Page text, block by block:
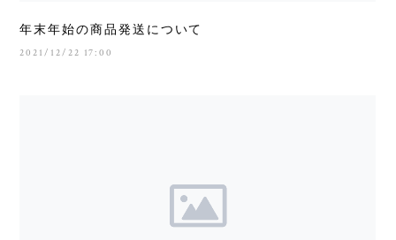
年末年始の商品発送について
2021/12/22 17:00